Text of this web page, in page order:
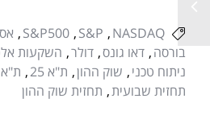
NASDAQ
S&P
S&P500
בורסה דאו גונס דולר השקעות
ניתוח טכני שוק ההון ת"א 25 ת"א 35
תחזית שבועית תחזית שוק ההון